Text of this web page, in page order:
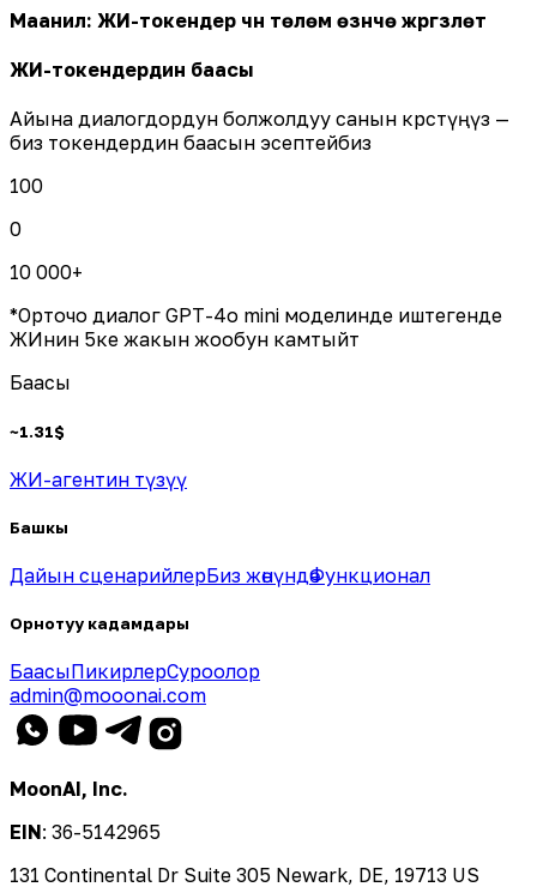
Маанилүү: ЖИ-токендер үчүн төлөм өзүнчө жүргүзүлөт
ЖИ-токендердин баасы
Айына диалогдордун болжолдуу санын көрсөтүңүз —
биз токендердин баасын эсептейбиз
100
0
10 000+
*Орточо диалог GPT-4o mini моделинде иштегенде
ЖИнин 5ке жакын жообун камтыйт
Баасы
~1.31$
ЖИ-агентин түзүү
Башкы
Дайын сценарийлерБиз жөнүндөФункционал
Орнотуу кадамдары
БаасыПикирлерСуроолор
admin@mooonai.com
MoonAI, Inc.
EIN: 36-5142965
131 Continental Dr Suite 305 Newark, DE, 19713 US